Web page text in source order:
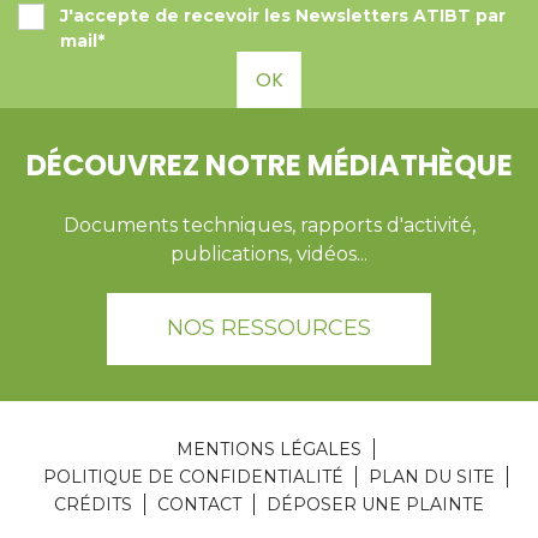
J'accepte de recevoir les Newsletters ATIBT par
mail*
OK
DÉCOUVREZ NOTRE MÉDIATHÈQUE
Documents techniques, rapports d'activité,
publications, vidéos...
NOS RESSOURCES
MENTIONS LÉGALES
POLITIQUE DE CONFIDENTIALITÉ
PLAN DU SITE
CRÉDITS
CONTACT DÉPOSER UNE PLAINTE